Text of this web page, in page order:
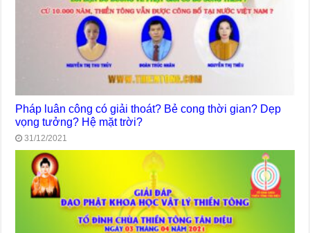
Pháp luân công có giải thoát? Bẻ cong thời gian? Dẹp
vọng tưởng? Hệ mặt trời?
31/12/2021